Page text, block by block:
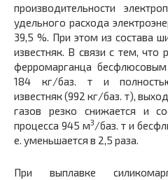
производительности
удельного расхода
39,5 %. При этом из состава
известняк. В связи с тем, что
ферромарганца
184 кг/баз. т и
известняк (992 кг/баз. т),
газов резко снижается и
процесса 945 м3/баз. т и
е. уменьшается в 2,5 раза.
При выплавке